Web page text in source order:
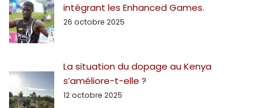
intégrant les Enhanced Games.
26 octobre 2025
La situation du dopage au Kenya
s’améliore-t-elle ?
12 octobre 2025